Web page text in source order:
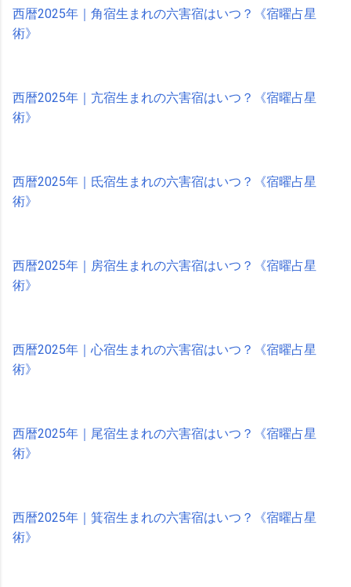
西暦2025年｜角宿生まれの六害宿はいつ？《宿曜占星
術》
西暦2025年｜亢宿生まれの六害宿はいつ？《宿曜占星
術》
西暦2025年｜氐宿生まれの六害宿はいつ？《宿曜占星
術》
西暦2025年｜房宿生まれの六害宿はいつ？《宿曜占星
術》
西暦2025年｜心宿生まれの六害宿はいつ？《宿曜占星
術》
西暦2025年｜尾宿生まれの六害宿はいつ？《宿曜占星
術》
西暦2025年｜箕宿生まれの六害宿はいつ？《宿曜占星
術》